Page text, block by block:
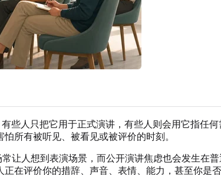
些人只把它用于正式演讲，有些人则会用它指
所有被听见、被看见或被评价的时刻。
让人想到表演场景，而公开演讲焦虑也会发生
在评价你的措辞、声音、表情、能力，甚至你是